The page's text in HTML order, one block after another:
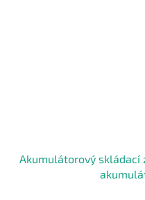
Akumulátorový skládací